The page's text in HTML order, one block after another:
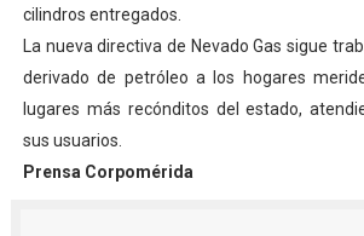
cilindros entregados.
La nueva directiva de Nevado Gas sigue
derivado de petróleo a los hogares
lugares más recónditos del estado,
sus usuarios.
Prensa Corpomérida